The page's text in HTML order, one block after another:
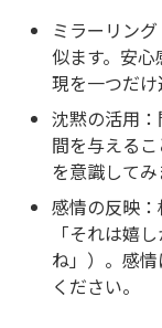
ミラーリン
似ます。安
現を一つだけ
沈黙の活用
間を与える
を意識してみ
感情の反映
「それは嬉
ね」）。感
ください。